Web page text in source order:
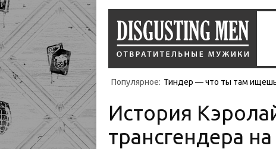
Популярное: Тиндер — что ты там
История
трансгендера